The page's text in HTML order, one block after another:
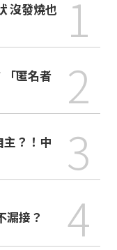
1
「匿名者
2
3
漏接？ 4